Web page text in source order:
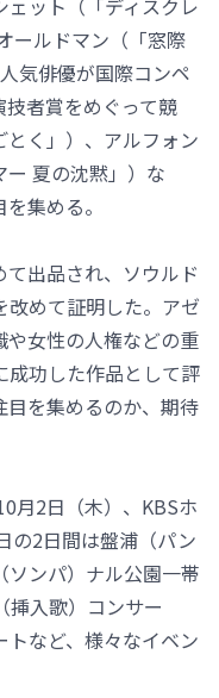
ールドマン（「窓際
気俳優が国際コンペ
者賞をめぐって競
とく」）、アルフォン
夏の沈黙」）な
集める。
出品され、ソウルド
改めて証明した。アゼ
や女性の人権などの重
成功した作品として評
を集めるのか、期待
月2日（木）、KBSホ
の2日間は盤浦（パン
ンパ）ナル公園一帯
挿入歌）コンサー
トなど、様々なイベン